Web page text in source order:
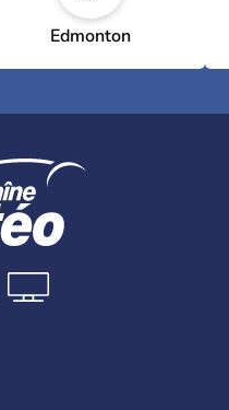
Edmonton